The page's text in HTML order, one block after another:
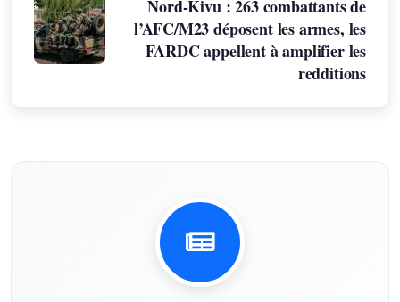
Nord-Kivu : 263 combattants de
l’AFC/M23 déposent les armes, les
FARDC appellent à amplifier les
redditions